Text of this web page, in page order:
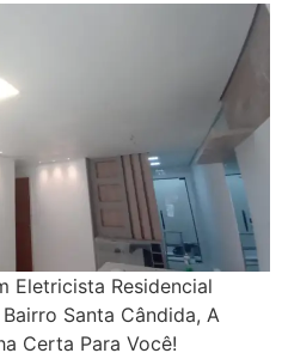
Eletricista Residencial
Santa Cândida, A
Certa Para Você!